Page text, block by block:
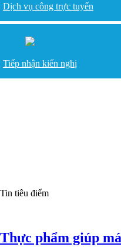
Dịch vụ công trực tuyến
Tiếp nhận kiến nghị
Tin tiêu điểm
Thực phẩm giúp